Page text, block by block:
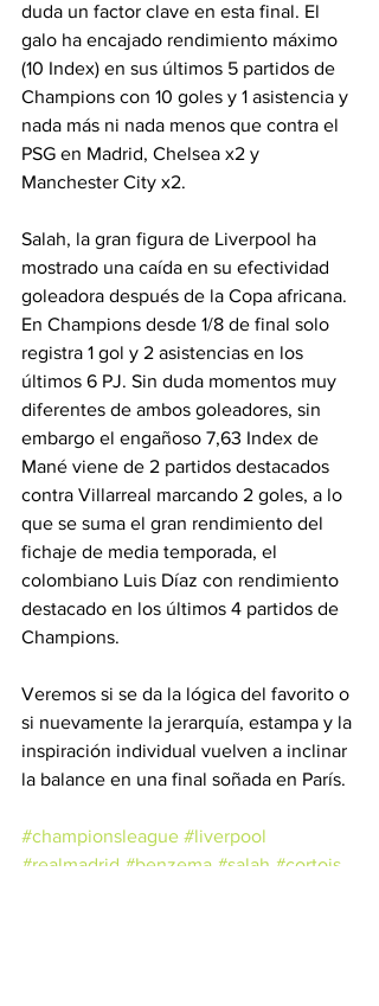
duda un factor clave en esta final. El
galo ha encajado rendimiento máximo
(10 Index) en sus últimos 5 partidos de
Champions con 10 goles y 1 asistencia y
nada más ni nada menos que contra el
PSG en Madrid, Chelsea x2 y
Manchester City x2.
Salah, la gran figura de Liverpool ha
mostrado una caída en su efectividad
goleadora después de la Copa africana.
En Champions desde 1/8 de final solo
registra 1 gol y 2 asistencias en los
últimos 6 PJ. Sin duda momentos muy
diferentes de ambos goleadores, sin
embargo el engañoso 7,63 Index de
Mané viene de 2 partidos destacados
contra Villarreal marcando 2 goles, a lo
que se suma el gran rendimiento del
fichaje de media temporada, el
colombiano Luis Díaz con rendimiento
destacado en los últimos 4 partidos de
Champions.
Veremos si se da la lógica del favorito o
si nuevamente la jerarquía, estampa y la
inspiración individual vuelven a inclinar
la balance en una final soñada en París.
#championsleague #liverpool
#realmadrid #benzema #salah #cortois